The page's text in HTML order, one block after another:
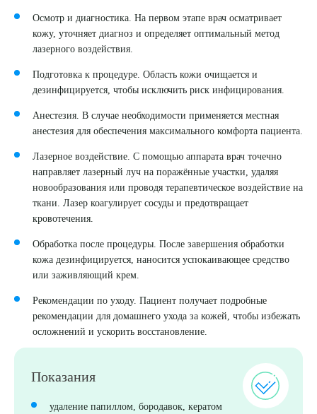
Осмотр и диагностика. На первом этапе врач осматривает
кожу, уточняет диагноз и определяет оптимальный метод
лазерного воздействия.
Подготовка к процедуре. Область кожи очищается и
дезинфицируется, чтобы исключить риск инфицирования.
Анестезия. В случае необходимости применяется местная
анестезия для обеспечения максимального комфорта пациента.
Лазерное воздействие. С помощью аппарата врач точечно
направляет лазерный луч на поражённые участки, удаляя
новообразования или проводя терапевтическое воздействие на
ткани. Лазер коагулирует сосуды и предотвращает
кровотечения.
Обработка после процедуры. После завершения обработки
кожа дезинфицируется, наносится успокаивающее средство
или заживляющий крем.
Рекомендации по уходу. Пациент получает подробные
рекомендации для домашнего ухода за кожей, чтобы избежать
осложнений и ускорить восстановление.
Показания
удаление папиллом, бородавок, кератом